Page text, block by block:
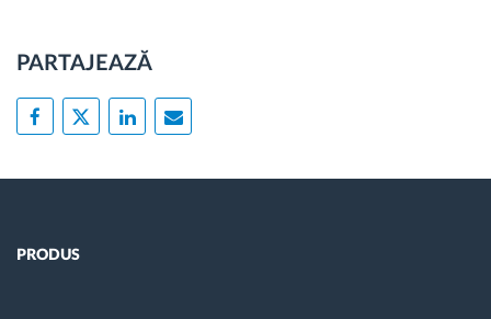
PARTAJEAZĂ
PRODUS